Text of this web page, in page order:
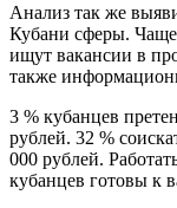
Анализ так же
Кубани сферы. Чаще
ищут вакансии в
также
3 % кубанцев
рублей. 32 %
000 рублей.
кубанцев готовы к